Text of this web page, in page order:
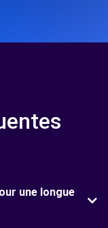
une longue